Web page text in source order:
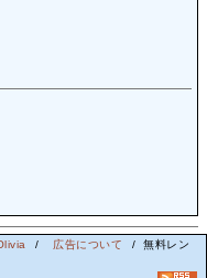
/ 広告について
/ 無料レン